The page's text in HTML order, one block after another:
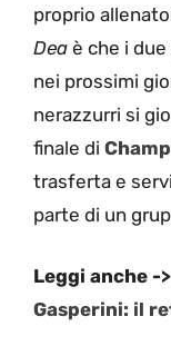
proprio
Dea è che i
nei prossimi
nerazzurri si
finale di
trasferta e
parte di un
Leggi anche ->
Gasperini: il